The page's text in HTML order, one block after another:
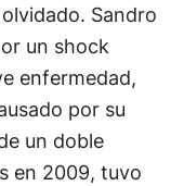
Sandro
un shock
enfermedad,
por su
un doble
en 2009, tuvo